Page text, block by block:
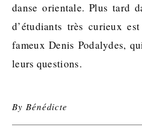
danse orientale. Plus tard
d’étudiants très curieux
fameux Denis Podalydes,
leurs questions.
ByBénédicte